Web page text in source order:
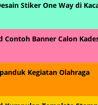
Stiker One Way di
Contoh Banner Calon
Kegiatan Olahraga